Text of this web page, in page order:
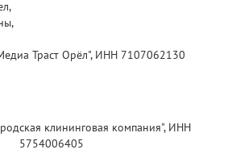
Траст Орёл", ИНН 7107062130
клининговая компания", ИНН
5754006405